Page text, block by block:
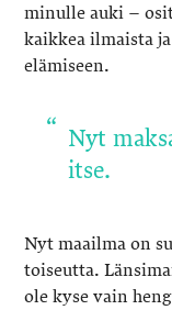
minulle auki –
kaikkea ilmaista
elämiseen.
Nyt
itse.
Nyt maailma on
toiseutta.
ole kyse vain